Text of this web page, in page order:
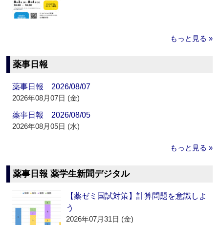
もっと見る »
薬事日報
薬事日報 2026/08/07
2026年08月07日 (金)
薬事日報 2026/08/05
2026年08月05日 (水)
もっと見る »
薬事日報 薬学生新聞デジタル
【薬ゼミ国試対策】計算問題を意識しよ
う
2026年07月31日 (金)